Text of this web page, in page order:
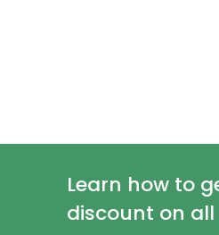
Learn how to
discount on